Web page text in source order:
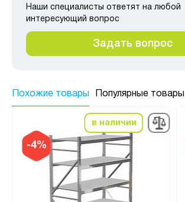
Наши специалисты ответят на любой
интересующий вопрос
Задать вопрос
Похожие товары Популярные товары
-4%
в наличии